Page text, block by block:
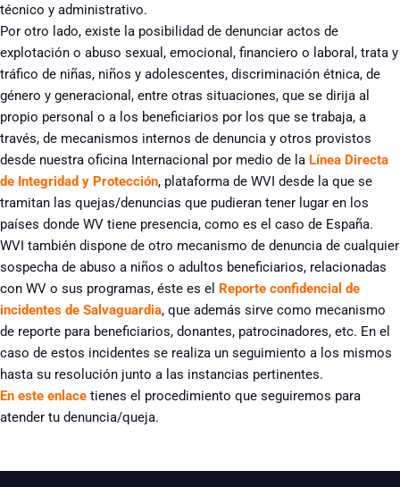
técnico y administrativo.
Por otro lado, existe la posibilidad de denunciar actos de
explotación o abuso sexual, emocional, financiero o laboral, trata y
tráfico de niñas, niños y adolescentes, discriminación étnica, de
género y generacional, entre otras situaciones, que se dirija al
propio personal o a los beneficiarios por los que se trabaja, a
través, de mecanismos internos de denuncia y otros provistos
desde nuestra oficina Internacional por medio de la Línea Directa
de Integridad y Protección, plataforma de WVI desde la que se
tramitan las quejas/denuncias que pudieran tener lugar en los
países donde WV tiene presencia, como es el caso de España.
WVI también dispone de otro mecanismo de denuncia de cualquier
sospecha de abuso a niños o adultos beneficiarios, relacionadas
con WV o sus programas, éste es el Reporte confidencial de
incidentes de Salvaguardia, que además sirve como mecanismo
de reporte para beneficiarios, donantes, patrocinadores, etc. En el
caso de estos incidentes se realiza un seguimiento a los mismos
hasta su resolución junto a las instancias pertinentes.
En este enlace tienes el procedimiento que seguiremos para
atender tu denuncia/queja.